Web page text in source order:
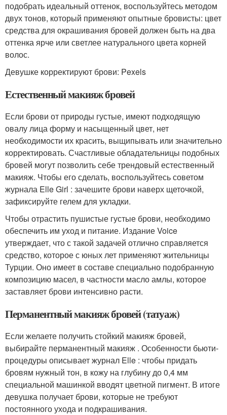
подобрать идеальный оттенок, воспользуйтесь методом
двух тонов, который применяют опытные бровисты: цвет
средства для окрашивания бровей должен быть на два
оттенка ярче или светлее натурального цвета корней
волос.
Девушке корректируют брови: Pexels
Естественный макияж бровей
Если брови от природы густые, имеют подходящую
овалу лица форму и насыщенный цвет, нет
необходимости их красить, выщипывать или значительно
корректировать. Счастливые обладательницы подобных
бровей могут позволить себе трендовый естественный
макияж. Чтобы его сделать, воспользуйтесь советом
журнала Elle Girl : зачешите брови наверх щеточкой,
зафиксируйте гелем для укладки.
Чтобы отрастить пушистые густые брови, необходимо
обеспечить им уход и питание. Издание Voice
утверждает, что с такой задачей отлично справляется
средство, которое с юных лет применяют жительницы
Турции. Оно имеет в составе специально подобранную
композицию масел, в частности масло амлы, которое
заставляет брови интенсивно расти.
Перманентный макияж бровей (татуаж)
Если желаете получить стойкий макияж бровей,
выбирайте перманентный макияж . Особенности бьюти-
процедуры описывает журнал Elle : чтобы придать
бровям нужный тон, в кожу на глубину до 0,4 мм
специальной машинкой вводят цветной пигмент. В итоге
девушка получает брови, которые не требуют
постоянного ухода и подкрашивания.